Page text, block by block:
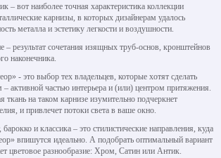
– вот наиболее точная характеристика коллекции
карнизы, в которых дизайнерам удалось
металла и эстетику легкости и воздушности.
– результат сочетания изящных труб-основ, кронштейнов
наконечника.
- это выбор тех владельцев, которые хотят сделать
активной частью интерьера и (или) центром притяжения.
ткань на таком карнизе изумительно подчеркнет
и привлечет потоки света в ваше окно.
и классика – это стилистические направления, куда
впишутся идеально. А подобрать оптимальный вариант
цветовое разнообразие: Хром, Сатин или Антик.